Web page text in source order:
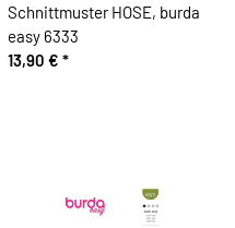
Schnittmuster HOSE, burda
easy 6333
13,90 € *